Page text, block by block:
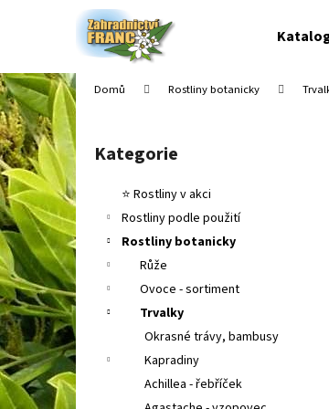
Domů Rostliny botanicky
P
o
s
t
r
a
n
n
í
p
a
n
Přeskočit
kategorie
Kategorie
⭐ Rostliny v akci
Rostliny podle použití
Rostliny botanicky
Růže
Ovoce - sortiment
Trvalky
Okrasné trávy, bambusy
Kapradiny
Achillea - řebříček
í
k
Zpět
do
obchodu
Zpět
do
obchodu